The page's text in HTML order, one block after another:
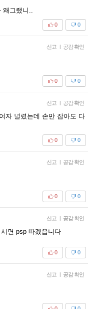
그랬니..
0
0
신고 | 공감 확인
0
0
신고 | 공감 확인
자 널렸는데 손만 잡아도 다
0
0
신고 | 공감 확인
0
0
신고 | 공감 확인
면 psp 따겠읍니다
0
0
신고 | 공감 확인